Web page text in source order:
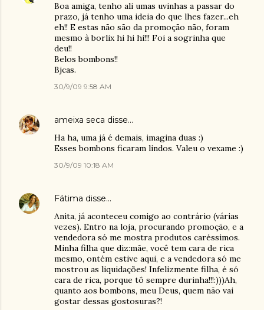
Boa amiga, tenho ali umas uvinhas a passar do
prazo, já tenho uma ideia do que lhes fazer...eh
eh!! E estas não são da promoção não, foram
mesmo à borlix hi hi hi!!! Foi a sogrinha que
deu!!
Belos bombons!!
Bjcas.
30/9/09 9:58 AM
ameixa seca disse…
Ha ha, uma já é demais, imagina duas :)
Esses bombons ficaram lindos. Valeu o vexame :)
30/9/09 10:18 AM
Fátima disse…
Anita, já aconteceu comigo ao contrário (várias
vezes). Entro na loja, procurando promoção, e a
vendedora só me mostra produtos caréssimos.
Minha filha que diz:mãe, você tem cara de rica
mesmo, ontém estive aqui, e a vendedora só me
mostrou as liquidações! Infelizmente filha, é só
cara de rica, porque tô sempre durinha!!!:)))Ah,
quanto aos bombons, meu Deus, quem não vai
gostar dessas gostosuras?!